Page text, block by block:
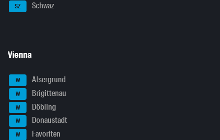
SZ Schwaz
Vienna
W Alsergrund
W Brigittenau
W Döbling
W Donaustadt
W Favoriten